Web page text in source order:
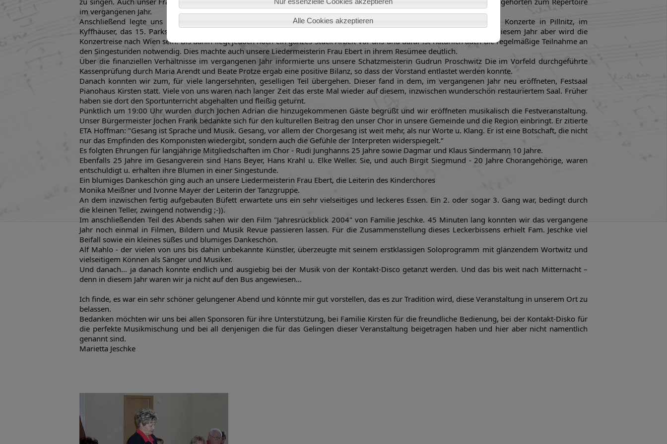
Alle Cookies akzeptieren
im vergangenen Jahr.
Anschließend legte uns unser Vorstandsvorsitzender Jochen Adrian den Arbeitsplan 2005 vor. Dieser beinhaltet u.a. Konzerte in Pillnitz, im
Kyffhäuser, das 15. Parksingen sowie das traditionelle Weihnachtskonzert in Dürrröhrsdorf. Ein absolutes Highlight in diesem Jahr aber wird die
Konzertreise nach Wien sein. Bis dahin liegt jedoch noch ein ganzes Stück Arbeit vor uns und dafür ist natürlich auch die regelmäßige Teilnahme an
den Singestunden notwendig. Dies machte auch unsere Liedermeisterin Frau Ebert in ihrem Resümee deutlich.
Über die finanziellen Verhältnisse im vergangenen Jahr informierte uns unsere Schatzmeisterin Gudrun Proschwitz Die im Vorfeld durchgeführte
Kassenprüfung durch Maria Arendt und Beate Protze ergab eine positive Bilanz, so dass der Vorstand entlastet werden konnte.
Danach konnten wir zum, für viele langersehnten, geselligen Teil übergehen. Dieser fand in dem, im vergangenen Jahr neu eröffneten, Festsaal
Pianohaus Kirsten statt. Viele von uns waren nach langer Zeit das erste Mal wieder auf diesem, inzwischen wunderschön restauriertem Saal. Früher
haben sie dort den Sportunterricht abgehalten und fleißig geturnt.
Pünktlich um 19:00 Uhr wurden durch Jochen Adrian die hinzugekommenen Gäste begrüßt und wir eröffneten musikalisch die Festveranstaltung.
Unser Bürgermeister Jochen Frank bedankte sich für den kulturellen Beitrag den unser Chor in unsere Gemeinde und die Region einbringt. Er zitierte
ETA Hoffman: "Gesang ist Sprache und Musik. Gesang, vor allem der Chorgesang ist weit mehr, als nur Worte u. Klang. Er ist eine Botschaft, die nicht
nur das Empfinden des Komponisten wiedergibt, sondern auch die Gefühle der Interpreten widerspiegelt.“
Es folgten Ehrungen für langjährige Mitgliedschaften im Chor - Rudi Junghanns 25 Jahre sowie Dagmar und Klaus Sindermann 10 Jahre.
Ebenfalls 25 Jahre im Gesangverein sind Hans Beyer, Hans Krahl u. Elke Weller. Sie, und auch Birgit Siegmund - 20 Jahre Chorangehörige, waren
entschuldigt u. erhalten ihre Blumen in einer Singestunde.
Ein blumiges Dankeschön ging auch an unsere Liedermeisterin Frau Ebert, die Leiterin des Kinderchores
Monika Meißner und Ivonne Mayer der Leiterin der Tanzgruppe.
An dem inzwischen fertig aufgebauten Büfett erwartete uns ein sehr vielseitiges und leckeres Essen. Ein 2. oder sogar 3. Gang war, bedingt durch
die kleinen Teller, zwingend notwendig ;-)).
Im anschließenden Teil des Abends sahen wir den Film "Jahresrückblick 2004" von Familie Jeschke. 45 Minuten lang konnten wir das vergangene
Jahr noch einmal in Filmen, Bildern und Musik Revue passieren lassen. Für die Zusammenstellung dieses Leckerbissens erhielt Fam. Jeschke viel
Beifall sowie ein kleines süßes und blumiges Dankeschön.
Alf Mahlo - der vielen von uns bis dahin unbekannte Künstler, überzeugte mit seinem erstklassigen Soloprogramm mit glänzendem Wortwitz und
vielseitigem Können als Sänger und Musiker.
Und danach... ja danach konnte endlich und ausgiebig bei der Musik von der Kontakt-Disco getanzt werden. Und das bis weit nach Mitternacht –
denn in diesem Jahr waren wir ja nicht auf den Bus angewiesen...
Ich finde, es war ein sehr schöner gelungener Abend und könnte mir gut vorstellen, das es zur Tradition wird, diese Veranstaltung in unserem Ort zu
belassen.
Bedanken möchten wir uns bei allen Sponsoren für ihre Unterstützung, bei Familie Kirsten für die freundliche Bedienung, bei der Kontakt-Disko für
die perfekte Musikmischung und bei all denjenigen die für das Gelingen dieser Veranstaltung beigetragen haben und hier aber nicht namentlich
genannt sind.
Marietta Jeschke